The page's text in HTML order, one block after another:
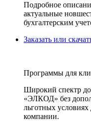
Подробное
актуальные
бухгалтерским
Заказать или
Программы для
Широкий спектр
«ЭЛКОД» без
льготных
компании.